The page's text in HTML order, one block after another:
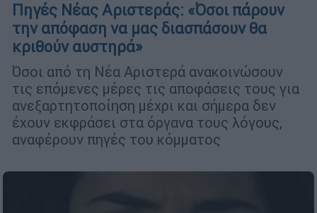
Πηγές Νέας Αριστεράς: «Όσοι πάρουν
την απόφαση να μας διασπάσουν θα
κριθούν αυστηρά»
Όσοι από τη Νέα Αριστερά ανακοινώσουν
τις επόμενες μέρες τις αποφάσεις τους για
ανεξαρτητοποίηση μέχρι και σήμερα δεν
έχουν εκφράσει στα όργανα τους λόγους,
αναφέρουν πηγές του κόμματος